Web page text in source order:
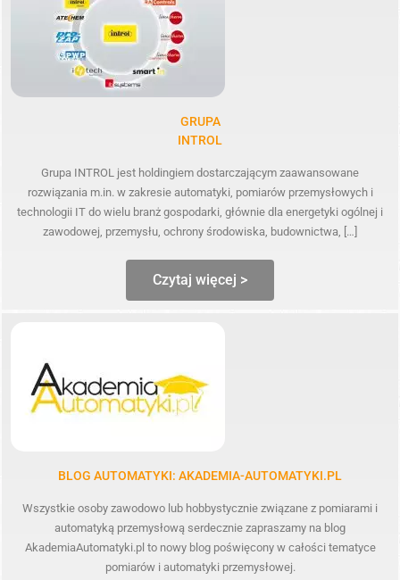
GRUPA
INTROL
Grupa INTROL jest holdingiem dostarczającym zaawansowane
rozwiązania m.in. w zakresie automatyki, pomiarów przemysłowych i
technologii IT do wielu branż gospodarki, głównie dla energetyki ogólnej i
zawodowej, przemysłu, ochrony środowiska, budownictwa, […]
Czytaj więcej >
BLOG AUTOMATYKI: AKADEMIA-AUTOMATYKI.PL
Wszystkie osoby zawodowo lub hobbystycznie związane z pomiarami i
automatyką przemysłową serdecznie zapraszamy na blog
AkademiaAutomatyki.pl to nowy blog poświęcony w całości tematyce
pomiarów i automatyki przemysłowej.